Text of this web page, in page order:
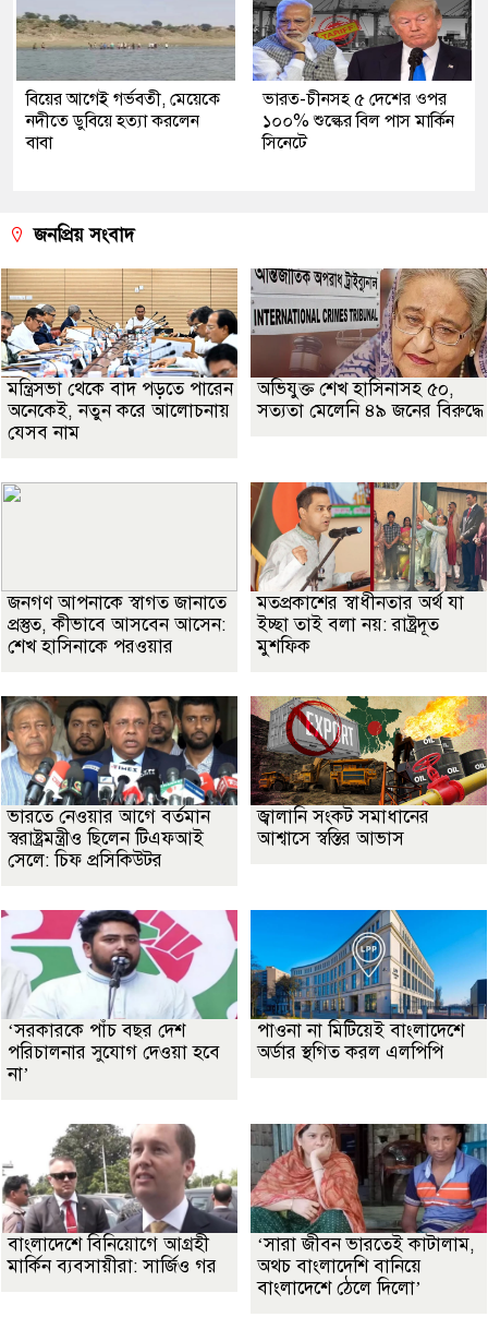
বিয়ের আগেই গর্ভবতী, মেয়েকে
নদীতে ডুবিয়ে হত্যা করলেন
বাবা
ভারত-চীনসহ ৫ দেশের ওপর
১০০% শুল্কের বিল পাস মার্কিন
সিনেটে
জনপ্রিয় সংবাদ
মন্ত্রিসভা থেকে বাদ পড়তে পারেন
অনেকেই, নতুন করে আলোচনায়
যেসব নাম
অভিযুক্ত শেখ হাসিনাসহ ৫০,
সত্যতা মেলেনি ৪৯ জনের বিরুদ্ধে
জনগণ আপনাকে স্বাগত জানাতে
প্রস্তুত, কীভাবে আসবেন আসেন:
শেখ হাসিনাকে পরওয়ার
মতপ্রকাশের স্বাধীনতার অর্থ যা
ইচ্ছা তাই বলা নয়: রাষ্ট্রদূত
মুশফিক
ভারতে নেওয়ার আগে বর্তমান
স্বরাষ্ট্রমন্ত্রীও ছিলেন টিএফআই
সেলে: চিফ প্রসিকিউটর
জ্বালানি সংকট সমাধানের
আশ্বাসে স্বস্তির আভাস
‘সরকারকে পাঁচ বছর দেশ
পরিচালনার সুযোগ দেওয়া হবে
না’
পাওনা না মিটিয়েই বাংলাদেশে
অর্ডার স্থগিত করল এলপিপি
বাংলাদেশে বিনিয়োগে আগ্রহী
মার্কিন ব্যবসায়ীরা: সার্জিও গর
‘সারা জীবন ভারতেই কাটালাম,
অথচ বাংলাদেশি বানিয়ে
বাংলাদেশে ঠেলে দিলো’